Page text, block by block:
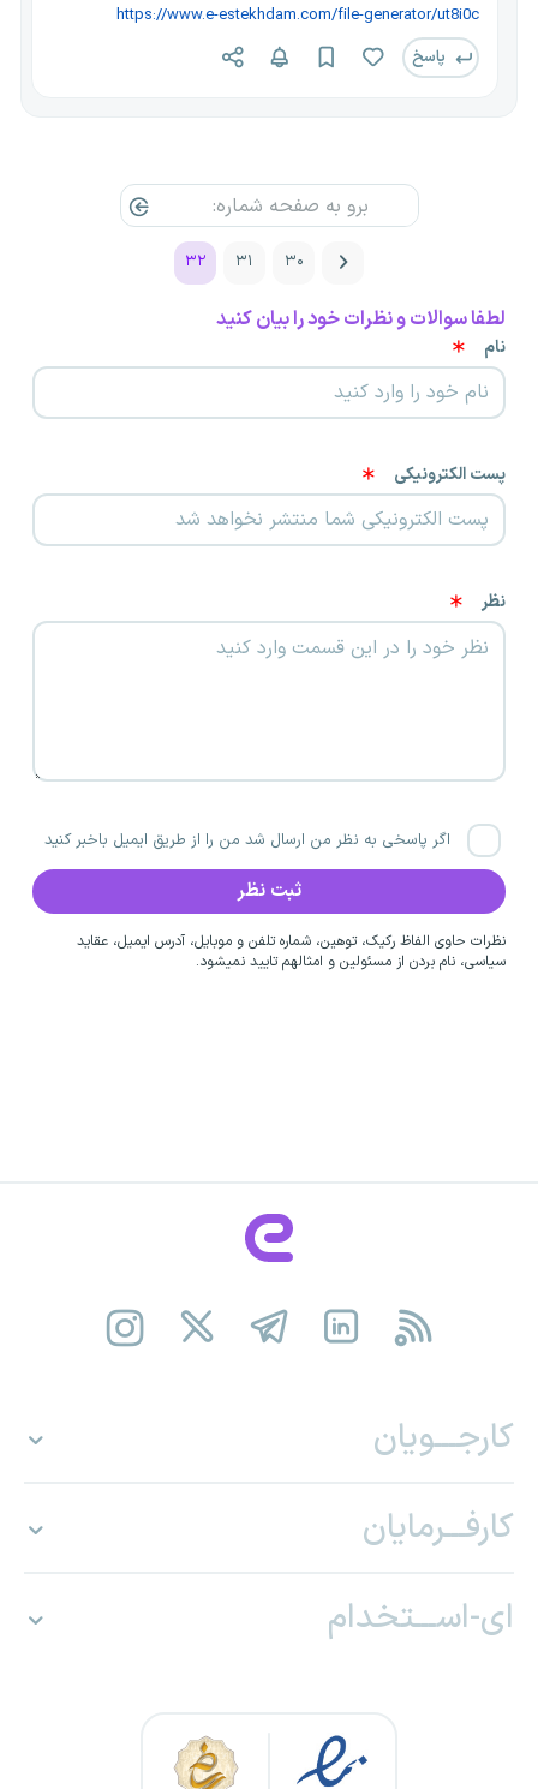
https://www.e-estekhdam.com/file-generator/ut8i0c
پاسخ
۳۰ ۳۱ ۳۲
لطفا سوالات و نظرات خود را بیان کنید
نام
پست الکترونیکی
نظر
اگر پاسخی به نظر من ارسال شد من را از طریق ایمیل باخبر کنید
نظرات حاوی الفاظ رکیک، توهین، شماره تلفن و موبایل، آدرس ایمیل، عقاید
سیاسی، نام بردن از مسئولین و امثالهم تایید نمیشود.
کارجـــویان
کارفـــرمایان
ای-اســـتخدام